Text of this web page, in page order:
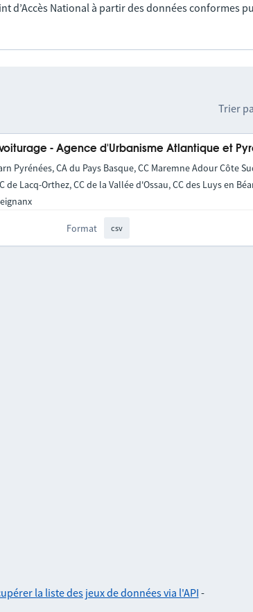
d’Accès National à partir des données conformes
Trier
- Agence d'Urbanisme Atlantique et
Pyrénées, CA du Pays Basque, CC Maremne Adour Côte
de Lacq-Orthez, CC de la Vallée d'Ossau, CC des Luys en
Format csv
la liste des jeux de données via l'API -